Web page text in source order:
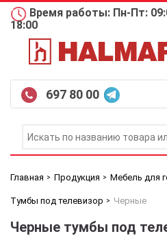
Время работы: Пн-Пт:
18:00
697 80 00
Главная Продукция Мебель для
Тумбы под телевизор Черные
Черные тумбы под